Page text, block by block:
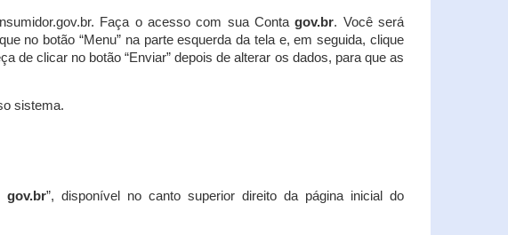
Faça o acesso com sua Contagov.br. Você será
no botão “Menu” na parte esquerda da tela e, em seguida, clique
de clicar no botão “Enviar” depois de alterar os dados, para que as
sistema.
gov.br”, disponível no canto superior direito da página inicial do